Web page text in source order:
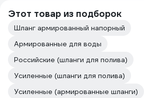
Этот товар из подборок
Шланг армированный напорный
Армированные для воды
Российские (шланги для полива)
Усиленные (шланги для полива)
Усиленные (армированные шланги)